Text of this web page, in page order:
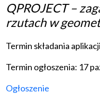
QPROJECT –
rzutach w
Termin składania
Termin ogłoszenia: 17
Ogłoszenie